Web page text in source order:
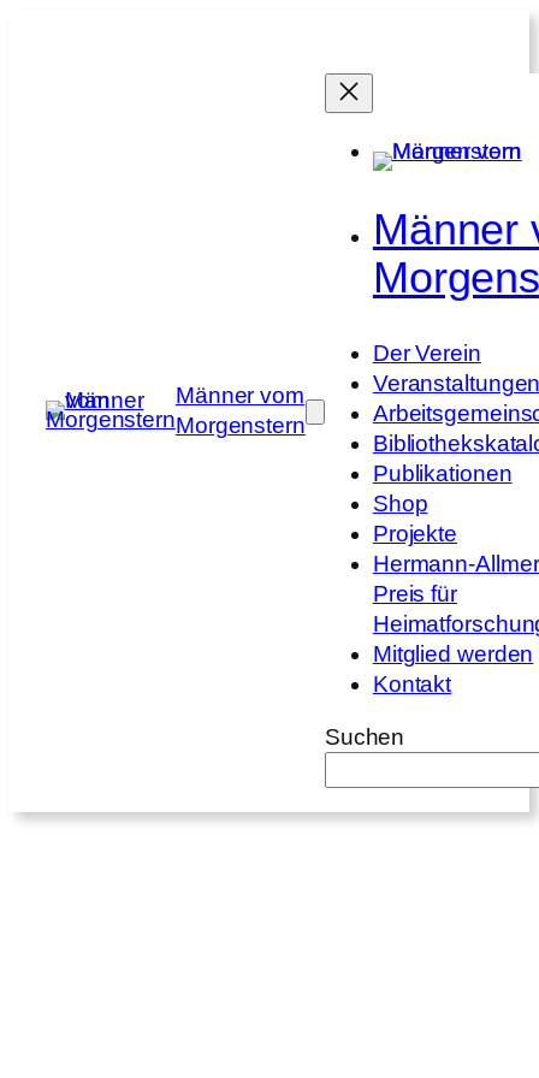
Männer vom
Morgenstern
Männer
Der Verein
Publikationen
Shop
Projekte
Hermann-
Preis für
Mitglied werden
Kontakt
Suchen